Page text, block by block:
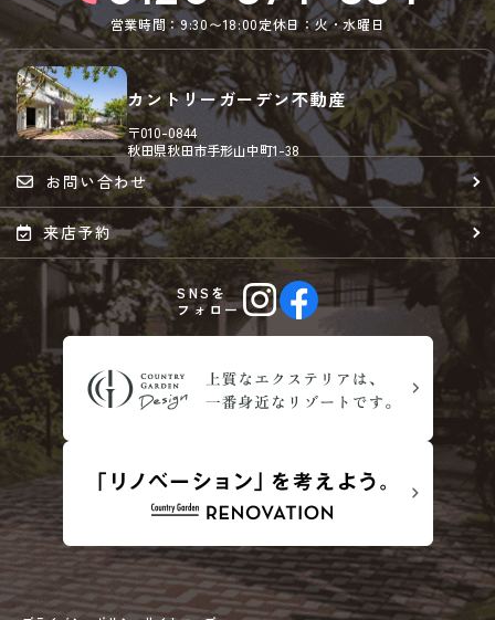
営業時間：9:30〜18:00定休日：火・水曜日
カントリーガーデン不動産
〒010-0844
秋田県秋田市手形山中町1-38
お問い合わせ
来店予約
SNSを
フォロー